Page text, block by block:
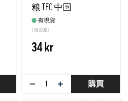
粮 TFC 中国
有現貨
TNO0067
34 kr
− + 購買